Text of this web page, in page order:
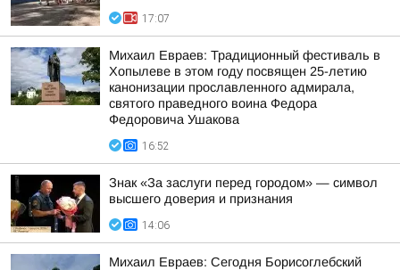
17:07
Михаил Евраев: Традиционный фестиваль в
Хопылеве в этом году посвящен 25-летию
канонизации прославленного адмирала,
святого праведного воина Федора
Федоровича Ушакова
16:52
Знак «За заслуги перед городом» — символ
высшего доверия и признания
14:06
Михаил Евраев: Сегодня Борисоглебский